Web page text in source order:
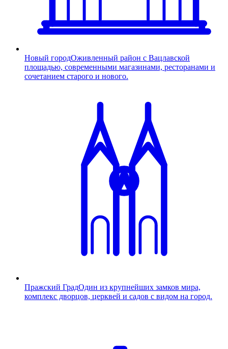
Новый городОживленный район с Вацлавской
площадью, современными магазинами, ресторанами и
сочетанием старого и нового.
Пражский ГрадОдин из крупнейших замков мира,
комплекс дворцов, церквей и садов с видом на город.